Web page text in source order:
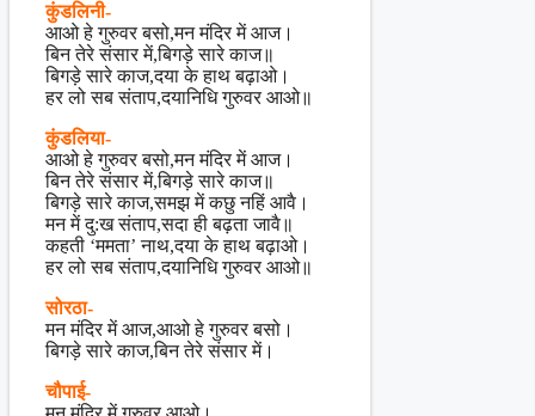
कुंडलिनी-
आओ हे गुरुवर बसो,मन मंदिर में आज।
बिन तेरे संसार में,बिगड़े सारे काज॥
बिगड़े सारे काज,दया के हाथ बढ़ाओ।
हर लो सब संताप,दयानिधि गुरुवर आओ॥
कुंडलिया-
आओ हे गुरुवर बसो,मन मंदिर में आज।
बिन तेरे संसार में,बिगड़े सारे काज॥
बिगड़े सारे काज,समझ में कछु नहिं आवै।
मन में दु:ख संताप,सदा ही बढ़ता जावै॥
कहती ‘ममता’ नाथ,दया के हाथ बढ़ाओ।
हर लो सब संताप,दयानिधि गुरुवर आओ॥
सोरठा-
मन मंदिर में आज,आओ हे गुरुवर बसो।
बिगड़े सारे काज,बिन तेरे संसार में।
चौपाई-